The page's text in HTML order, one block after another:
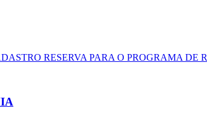
RESERVA PARA O PROGRAMA DE